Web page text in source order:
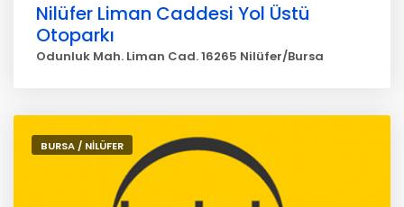
Nilüfer Liman Caddesi Yol Üstü
Otoparkı
Odunluk Mah. Liman Cad. 16265 Nilüfer/Bursa
BURSA / NİLÜFER